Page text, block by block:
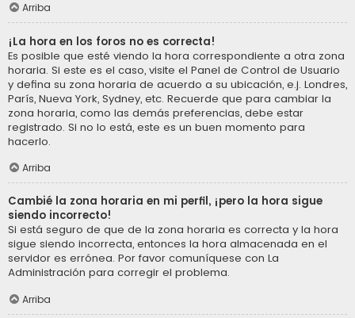
Arriba
¡La hora en los foros no es correcta!
Es posible que esté viendo la hora correspondiente a otra zona
horaria. Si este es el caso, visite el Panel de Control de Usuario
y defina su zona horaria de acuerdo a su ubicación, e.j. Londres,
París, Nueva York, Sydney, etc. Recuerde que para cambiar la
zona horaria, como las demás preferencias, debe estar
registrado. Si no lo está, este es un buen momento para
hacerlo.
Arriba
Cambié la zona horaria en mi perfil, ¡pero la hora sigue
siendo incorrecto!
Si está seguro de que de la zona horaria es correcta y la hora
sigue siendo incorrecta, entonces la hora almacenada en el
servidor es errónea. Por favor comuníquese con La
Administración para corregir el problema.
Arriba